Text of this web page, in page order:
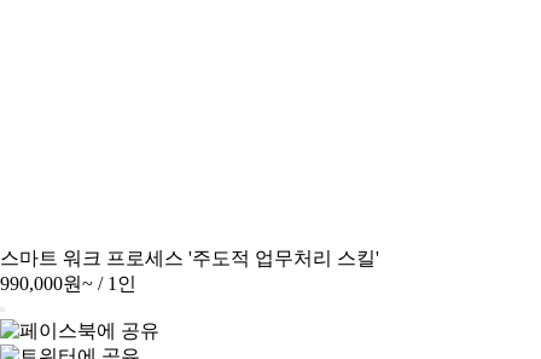
스마트 워크 프로세스 '주도적 업무처리 스킬'
990,000원~ / 1인